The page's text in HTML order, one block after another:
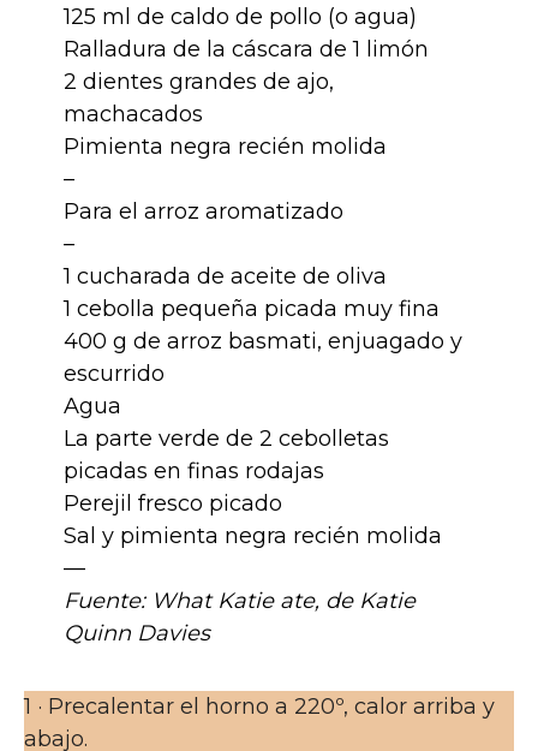
125 ml de caldo de pollo (o agua)
Ralladura de la cáscara de 1 limón
2 dientes grandes de ajo,
machacados
Pimienta negra recién molida
–
Para el arroz aromatizado
–
1 cucharada de aceite de oliva
1 cebolla pequeña picada muy fina
400 g de arroz basmati, enjuagado y
escurrido
Agua
La parte verde de 2 cebolletas
picadas en finas rodajas
Perejil fresco picado
Sal y pimienta negra recién molida
—
Fuente: What Katie ate, de Katie
Quinn Davies
1 · Precalentar el horno a 220º, calor arriba y
abajo.